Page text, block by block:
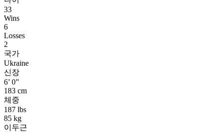
33
Wins
6
Losses
2
국가
Ukraine
신장
6’ 0”
183 cm
체중
187 lbs
85 kg
이두근